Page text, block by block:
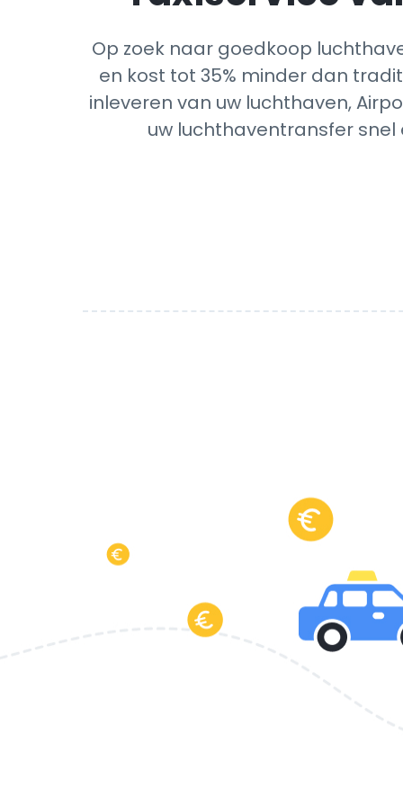
Op zoek naar goedkoop
en kost tot 35% minder dan
inleveren van uw luchthaven,
uw luchthaventransfer